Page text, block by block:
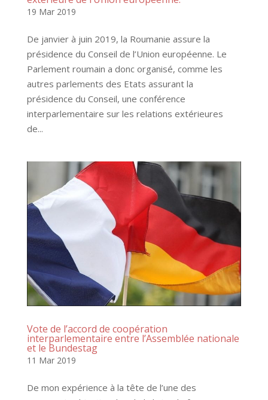
19 Mar 2019
De janvier à juin 2019, la Roumanie assure la
présidence du Conseil de l’Union européenne. Le
Parlement roumain a donc organisé, comme les
autres parlements des Etats assurant la
présidence du Conseil, une conférence
interparlementaire sur les relations extérieures
de...
Vote de l’accord de coopération
interparlementaire entre l’Assemblée nationale
et le Bundestag
11 Mar 2019
De mon expérience à la tête de l’une des